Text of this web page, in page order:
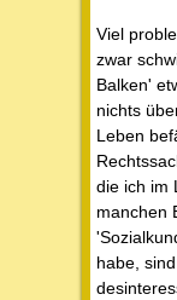
Viel
zwar
Balken'
nichts
Leben
die ich im
manchen
habe,